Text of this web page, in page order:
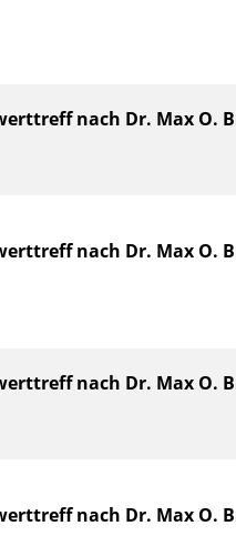
nach Dr. Max O.
nach Dr. Max O.
nach Dr. Max O.
nach Dr. Max O.